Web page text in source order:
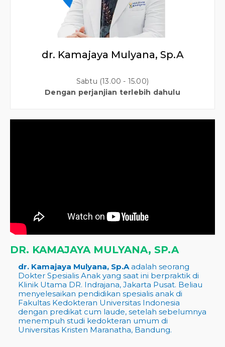
dr. Kamajaya Mulyana, Sp.A
Sabtu (13.00 - 15.00)
Dengan perjanjian terlebih dahulu
DR. KAMAJAYA MULYANA, SP.A
dr. Kamajaya Mulyana, Sp.A adalah seorang
Dokter Spesialis Anak yang saat ini berpraktik di
Klinik Utama DR. Indrajana, Jakarta Pusat. Beliau
menyelesaikan pendidikan spesialis anak di
Fakultas Kedokteran Universitas Indonesia
dengan predikat cum laude, setelah sebelumnya
menempuh studi kedokteran umum di
Universitas Kristen Maranatha, Bandung.